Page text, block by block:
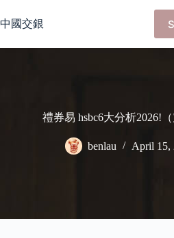
to
content
中國交銀
禮券易 hsbc6大分析2026!（
benlau April 15,